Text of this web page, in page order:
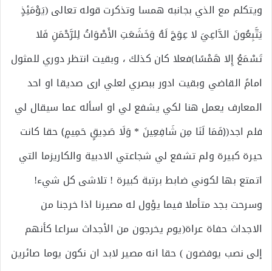
ويتكلم مع الذي بجانبه همسا وتذكرت قوله تعالى (يَوْمَئِذٍ
يَتَّبِعُونَ الدَّاعِيَ لا عِوَجَ لَهُ وَخَشَعَتِ الأَصْوَاتُ لِلرَّحْمَنِ فَلا
تَسْمَعُ إِلا هَمْسًا)فعلا كان كذلك ، وبقيت انتظر دوري للمثول
امامً القاضي وبقيت ادور ببصري لعلي ارى صديقا او احد
المعارف يعمل هنا لكي يشفع لي او اسأله عما سيقال لي
فلم اجد(﴿فَمَا لَنَا مِن شَافِعِينَ * وَلَا صَدِيقٍ حَمِيمٍ﴾ حقا كانت
حيرة كبيرة ولم تشفع لي شجاعتي الادبية والكاريزما التي
اتمتع بها لكوني ضابط برتبة كبيرة ! تلاشى كل شيء!
وسرحت بجد متأملا فيما يؤول له مصيرنا اذا خرجنا من
الاجداث حفاة عراة(يوم يخرجون من الأجداث سراعا كأنهم
إلى نصب يوفضون ) حقا انه مصير لابد ان نكون يوما صائرين